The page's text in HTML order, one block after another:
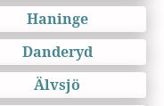
Haninge
Danderyd
Älvsjö